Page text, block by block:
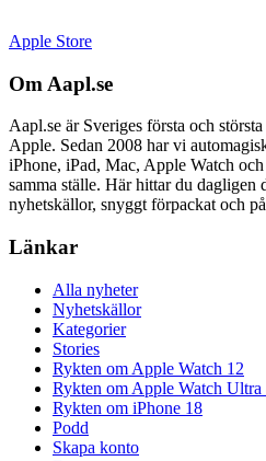
Apple Store
Om Aapl.se
Aapl.se är Sveriges första och
Apple. Sedan 2008 har vi
iPhone, iPad, Mac, Apple Watch
samma ställe. Här hittar du dagligen
nyhetskällor, snyggt förpackat och
Länkar
Alla nyheter
Nyhetskällor
Kategorier
Stories
Rykten om Apple Watch 12
Rykten om Apple Watch Ultra
Rykten om iPhone 18
Podd
Skapa konto